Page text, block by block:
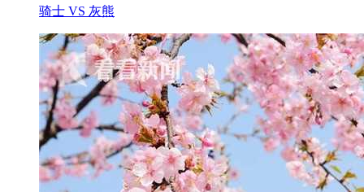
骑士 VS 灰熊